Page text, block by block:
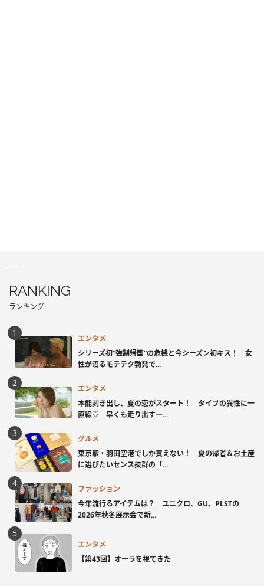
RANKING
ランキング
エンタメ
シリーズ初“強制帰国”の危機と今シーズン初キス！ 女
性が沼るモテテク勃発で...
エンタメ
本能剥き出し、夏の恋がスタート！ タイプの異性に一
直線♡ 早くも走り出す一...
グルメ
東京駅・羽田空港でしか買えない！ 夏の帰省＆お土産
に選びたいセンス抜群の「...
ファッション
今年流行るアイテムは？ ユニクロ、GU、PLSTの
2026年秋冬展示会で新...
エンタメ
【第43回】オーラを視てきた